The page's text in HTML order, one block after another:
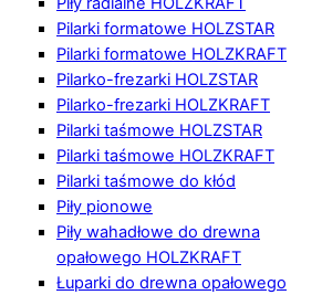
Pilarki formatowe HOLZSTAR
Pilarki formatowe HOLZKRAFT
Pilarko-frezarki HOLZSTAR
Pilarko-frezarki HOLZKRAFT
Pilarki taśmowe HOLZSTAR
Pilarki taśmowe HOLZKRAFT
Pilarki taśmowe do kłód
Piły pionowe
Piły wahadłowe do drewna
opałowego HOLZKRAFT
Łuparki do drewna opałowego